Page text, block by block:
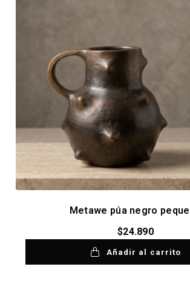
Metawe púa negro
$24.890
Añadir al carrito